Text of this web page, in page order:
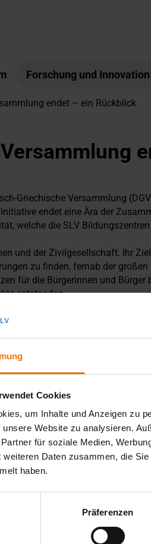
Cookies
um Inhalte und Anzeigen zu
unsere Website zu analysieren.
für soziale Medien,
Daten zusammen, die
haben.
Präferenzen
Forschung und Innovation
endet – ein Rückblick
Griechische Versammlung
endet eine Ära der
welche die SLV Bildungszentren
und der Zivilgesellschaft. Ihr
zu finden, fernab der großen
für die Bürgerinnen und Bürger
entstanden.
auf Kreta, der mit
ins Leben gerufen wurde. Was
echtes Erfolgsmodell etabliert
zwischen Deutschland
besonderer Dank gilt Herrn
zu begleiten.
und Partner! Ohne Ihr
nicht möglich gewesen. Die
ein Konzept ist, sondern Realität